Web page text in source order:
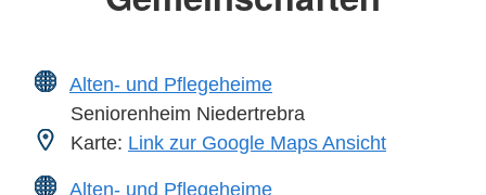
Alten- und Pflegeheime
Seniorenheim Niedertrebra
Karte: Link zur Google Maps Ansicht
Alten- und Pflegeheime